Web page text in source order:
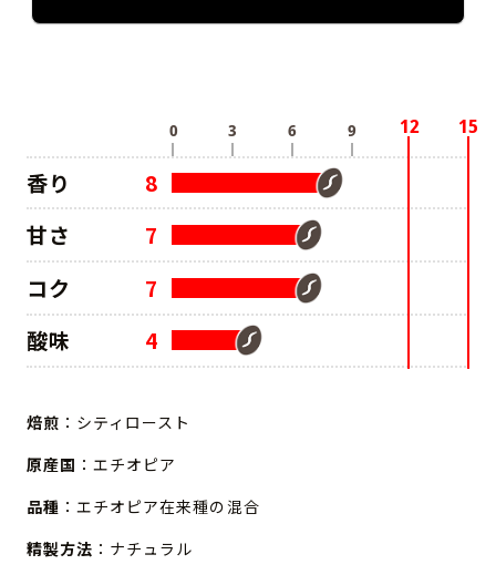
香り
8
甘さ
7
コク
7
酸味
4
焙煎 ：シティロースト
原産国 ：エチオピア
品種 ：エチオピア在来種の混合
精製方法 ：ナチュラル